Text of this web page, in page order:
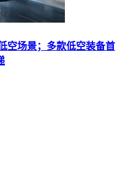
空场景；多款低空装备首